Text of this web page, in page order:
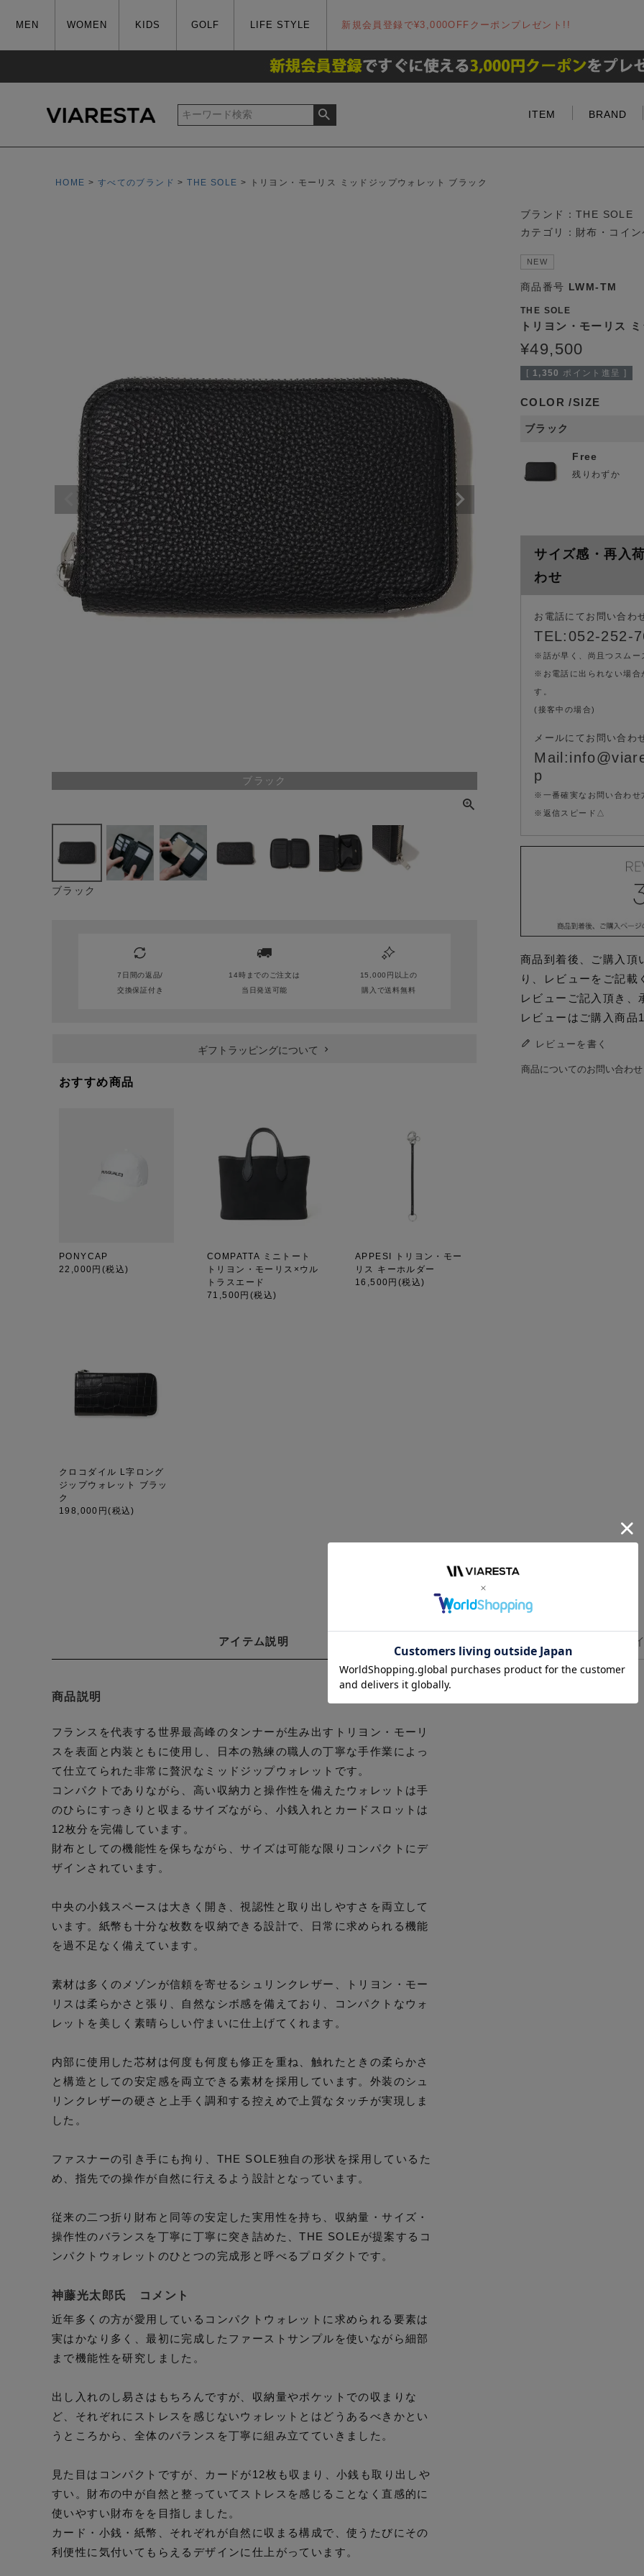
MEN WOMEN KIDS GOLF LIFE STYLE 新規会員登録で¥3,000OFFクーポンプレゼント!!
ITEM BRAND
HOME すべてのブランド THE SOLE トリヨン・モーリス ミッドジップウォレット ブラック
ブラック
ブラック
7日間の返品/
交換保証付き
14時までのご注文は
当日発送可能
15,000円以上の
購入で送料無料
ギフトラッピングについて
おすすめ商品
PONYCAP
22,000円 (税込)
COMPATTA ミニトート
トリヨン・モーリス×ウル
トラスエード
71,500円 (税込)
APPESI トリヨン・モー
リス キーホルダー
16,500円 (税込)
クロコダイル L字ロング
ジップウォレット ブラッ
ク
198,000円(税込)
ブランド： THE SOLE
カテゴリ： 財布・コイン
NEW
商品番号 LWM-TM
THE SOLE
トリヨン・モーリス
¥49,500
[ 1,350 ポイント進呈 ]
COLOR SIZE
ブラック
Free
残りわずか
サイズ感・再入
わせ
お電話にてお問い合わ
TEL:052-252-
※話が早く、尚且つスムー
※お電話に出られない場合
す。
(接客中の場合)
メールにてお問い合わ
p
※一番確実なお問い合わせ
※返信スピード△
商品到着後、ご購入頂
り、レビューをご記載
レビューご記入頂き、
レビューはご購入商品
レビューを書く
商品についてのお問い合わせ
アイテム説明 サ
商品説明
フランスを代表する世界最高峰のタンナーが生み出すトリヨン・モーリ
スを表面と内装ともに使用し、日本の熟練の職人の丁寧な手作業によっ
て仕立てられた非常に贅沢なミッドジップウォレットです。
コンパクトでありながら、高い収納力と操作性を備えたウォレットは手
のひらにすっきりと収まるサイズながら、小銭入れとカードスロットは
12枚分を完備しています。
財布としての機能性を保ちながら、サイズは可能な限りコンパクトにデ
ザインされています。
中央の小銭スペースは大きく開き、視認性と取り出しやすさを両立して
います。紙幣も十分な枚数を収納できる設計で、日常に求められる機能
を過不足なく備えています。
素材は多くのメゾンが信頼を寄せるシュリンクレザー、トリヨン・モー
リスは柔らかさと張り、自然なシボ感を備えており、コンパクトなウォ
レットを美しく素晴らしい佇まいに仕上げてくれます。
内部に使用した芯材は何度も何度も修正を重ね、触れたときの柔らかさ
と構造としての安定感を両立できる素材を採用しています。外装のシュ
リンクレザーの硬さと上手く調和する控えめで上質なタッチが実現しま
した。
ファスナーの引き手にも拘り、THE SOLE独自の形状を採用しているた
め、指先での操作が自然に行えるよう設計となっています。
従来の二つ折り財布と同等の安定した実用性を持ち、収納量・サイズ・
操作性のバランスを丁寧に丁寧に突き詰めた、THE SOLEが提案するコ
ンパクトウォレットのひとつの完成形と呼べるプロダクトです。
神藤光太郎氏 コメント
近年多くの方が愛用しているコンパクトウォレットに求められる要素は
実はかなり多く、最初に完成したファーストサンプルを使いながら細部
まで機能性を研究しました。
出し入れのし易さはもちろんですが、収納量やポケットでの収まりな
ど、それぞれにストレスを感じないウォレットとはどうあるべきかとい
うところから、全体のバランスを丁寧に組み立てていきました。
見た目はコンパクトですが、カードが12枚も収まり、小銭も取り出しや
すい。財布の中が自然と整っていてストレスを感じることなく直感的に
使いやすい財布をを目指しました。
カード・小銭・紙幣、それぞれが自然に収まる構成で、使うたびにその
利便性に気付いてもらえるデザインに仕上がっています。